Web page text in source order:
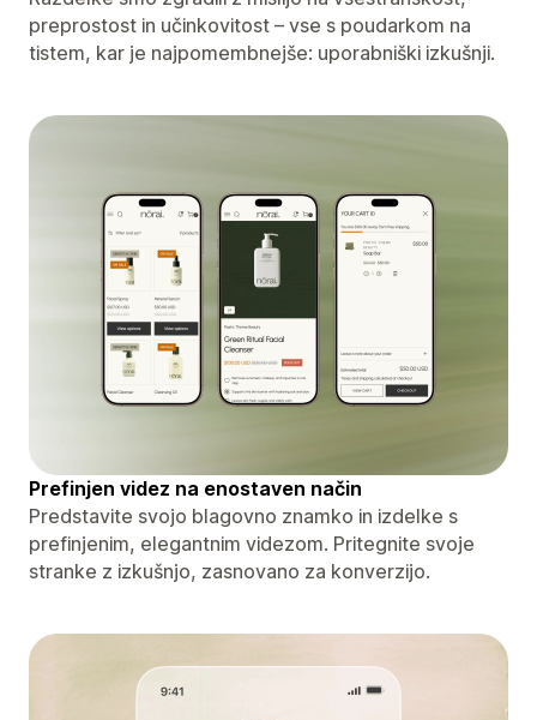
preprostost in učinkovitost – vse s poudarkom na
tistem, kar je najpomembnejše: uporabniški izkušnji.
Prefinjen videz na enostaven način
Predstavite svojo blagovno znamko in izdelke s
prefinjenim, elegantnim videzom. Pritegnite svoje
stranke z izkušnjo, zasnovano za konverzijo.